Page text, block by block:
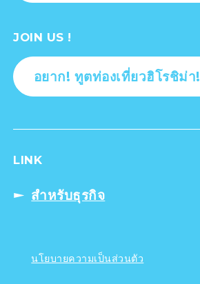
JOIN US !
อยาก! ทูตท่องเที่ยวฮิโรชิม่า!
LINK
สำหรับธุรกิจ
นโยบายความเป็นส่วนตัว